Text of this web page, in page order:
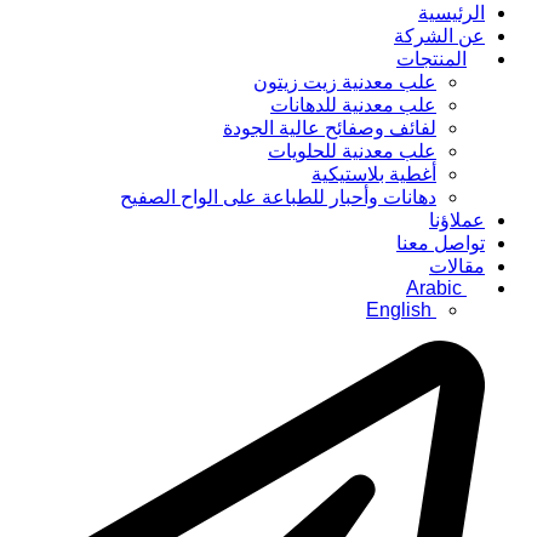
الرئيسية
عن الشركة
المنتجات
علب معدنية زيت زيتون
علب معدنية للدهانات
لفائف وصفائح عالية الجودة
علب معدنية للحلويات
أغطية بلاستيكية
دهانات وأحبار للطباعة على الواح الصفيح
عملاؤنا
تواصل معنا
مقالات
Arabic
English